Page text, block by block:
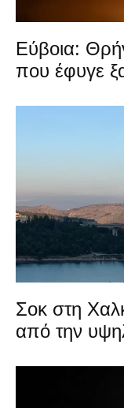
Εύβοια:
που έφυγε
Σοκ στη
από την